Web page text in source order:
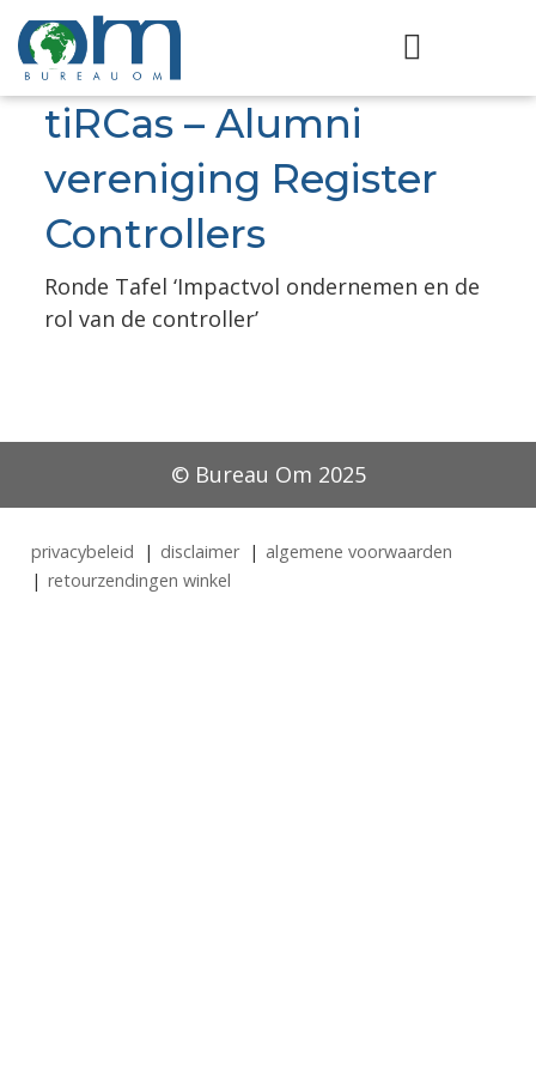
tiRCas – Alumni
vereniging Register
Controllers
Ronde Tafel ‘Impactvol ondernemen en de
rol van de controller’
© Bureau Om 2025
privacybeleid disclaimer
algemene voorwaarden
retourzendingen winkel